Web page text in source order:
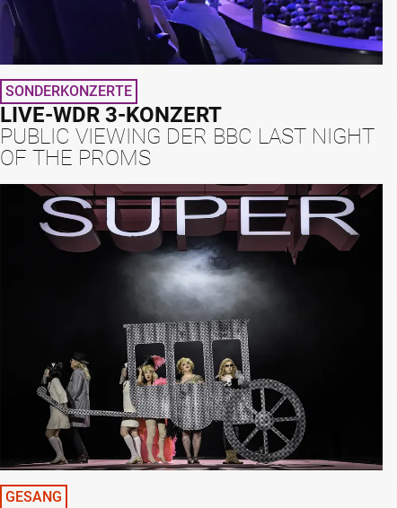
SONDERKONZERTE
LIVE-WDR 3-KONZERT
PUBLIC VIEWING DER BBC LAST NIGHT
OF THE PROMS
GESANG